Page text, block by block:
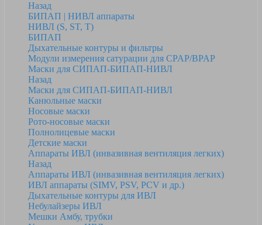
Назад
БИПАП | НИВЛ аппараты
НИВЛ (S, ST, T)
БИПАП
Дыхательные контуры и фильтры
Модули измерения сатурации для CPAP/BPAP
Маски для СИПАП-БИПАП-НИВЛ
Назад
Маски для СИПАП-БИПАП-НИВЛ
Канюльные маски
Носовые маски
Рото-носовые маски
Полнолицевые маски
Детские маски
Аппараты ИВЛ (инвазивная вентиляция легких)
Назад
Аппараты ИВЛ (инвазивная вентиляция легких)
ИВЛ аппараты (SIMV, PSV, PCV и др.)
Дыхательные контуры для ИВЛ
Небулайзеры ИВЛ
Мешки Амбу, трубки